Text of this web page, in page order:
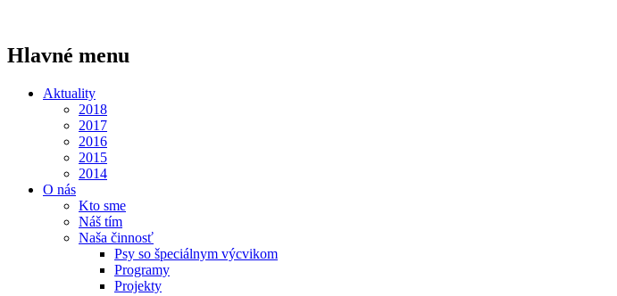
Hlavné menu
Aktuality
2018
2017
2016
2015
2014
O nás
Kto sme
Náš tím
Naša činnosť
Psy so špeciálnym výcvikom
Programy
Projekty